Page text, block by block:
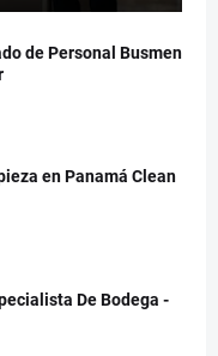
de Personal Busmen
en Panamá Clean
De Bodega -